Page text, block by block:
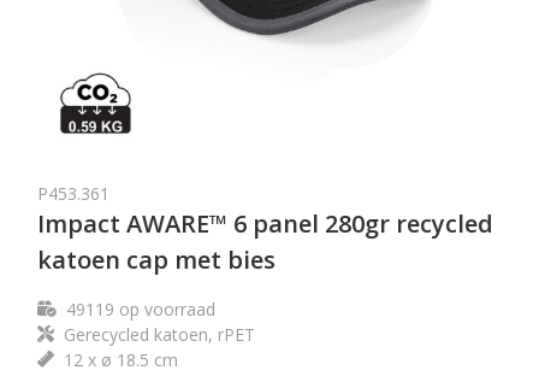
P453.361
Impact AWARE™ 6 panel 280gr recycled
katoen cap met bies
49119 op voorraad
Gerecycled katoen, rPET
12 x ø 18.5 cm